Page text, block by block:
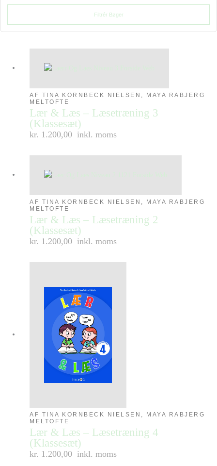
Filtrér Bøger
AF TINA KORNBECK NIELSEN, MAYA RABJERG
MELTOFTE
Lær & Læs – Læsetræning 3
(Klassesæt)
kr. 1.200,00 inkl. moms
AF TINA KORNBECK NIELSEN, MAYA RABJERG
MELTOFTE
Lær & Læs – Læsetræning 2
(Klassesæt)
kr. 1.200,00 inkl. moms
AF TINA KORNBECK NIELSEN, MAYA RABJERG
MELTOFTE
Lær & Læs – Læsetræning 4
(Klassesæt)
kr. 1.200,00 inkl. moms